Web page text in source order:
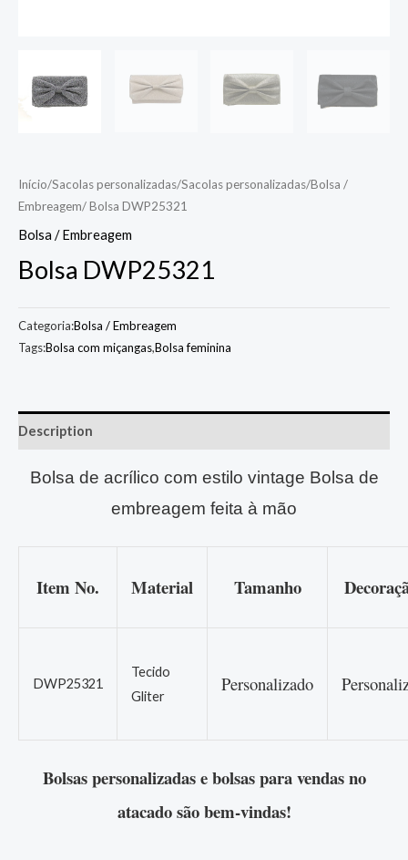
Início/Sacolas personalizadas/Sacolas personalizadas/Bolsa /
Embreagem/ Bolsa DWP25321
Bolsa / Embreagem
Bolsa DWP25321
Categoria:Bolsa / Embreagem
Tags:Bolsa com miçangas,Bolsa feminina
Description
Bolsa de acrílico com estilo vintage Bolsa de
embreagem feita à mão
Item No. Material Tamanho
DWP25321
Tecido
Gliter
Personalizado
Bolsas personalizadas e bolsas para vendas no
atacado são bem-vindas!